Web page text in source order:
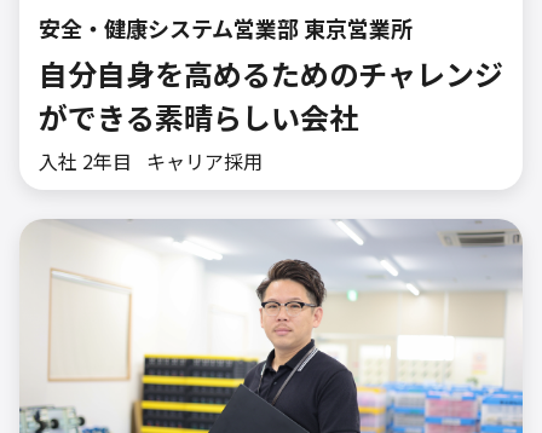
安全・健康システム営業部 東京営業所
自分自身を高めるためのチャレンジ
ができる​素晴らしい会社​
入社 2年目 キャリア採用